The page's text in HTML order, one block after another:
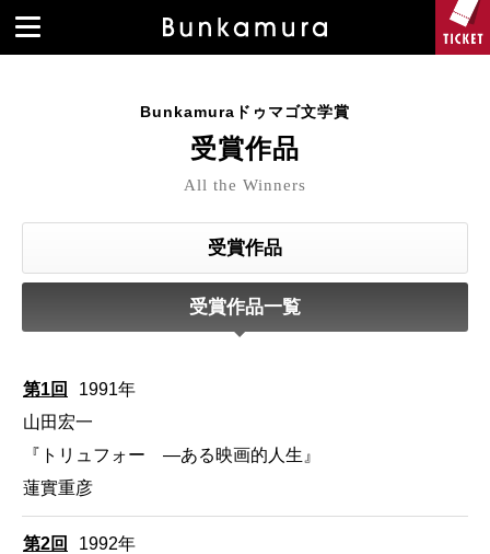
Bunkamuraドゥマゴ文学賞
受賞作品
All the Winners
受賞作品
受賞作品一覧
第1回
1991年
山田宏一
『トリュフォー ―ある映画的人生』
蓮實重彦
第2回
1992年